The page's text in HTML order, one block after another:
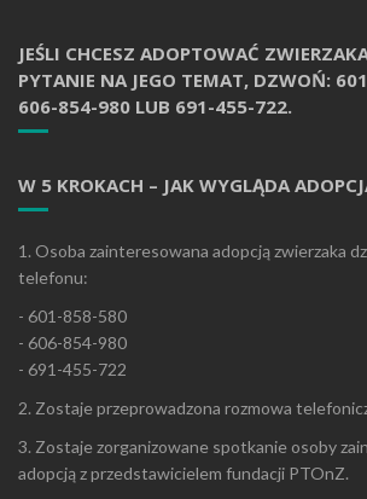
JEŚLI CHCESZ ADOPTOWAĆ
PYTANIE NA JEGO TEMAT, DZWOŃ:
606-854-980 LUB 691-455-722.
W 5 KROKACH – JAK WYGLĄDA
1. Osoba zainteresowana adopcją zwierzaka
telefonu:
- 601-858-580
- 606-854-980
- 691-455-722
2. Zostaje przeprowadzona rozmowa
3. Zostaje zorganizowane spotkanie osoby
adopcją z przedstawicielem fundacji PTOnZ.